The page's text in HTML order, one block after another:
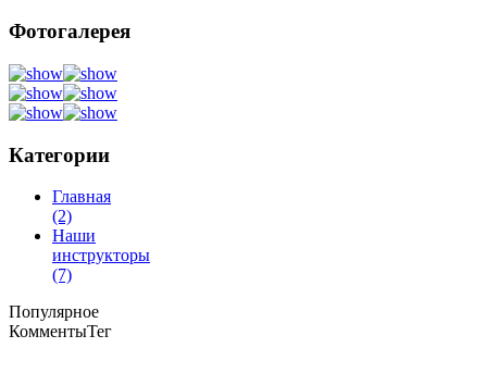
Фотогалерея
Категории
Главная
(2)
Наши
инструкторы
(7)
Популярное
КомментыТег